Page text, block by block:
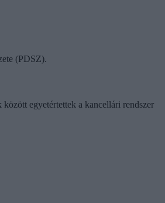
(PDSZ).
egyetértettek a kancellári rendszer